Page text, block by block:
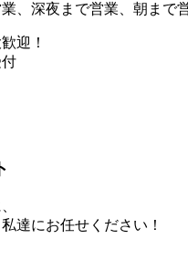
、深夜まで営業、朝まで
迎！
達にお任せください！